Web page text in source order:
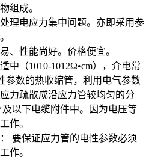
组成。
理电应力集中问题。亦即采用参
、性能尚好。价格便宜。
（1010-1012Ω•cm），介电常
参数的热收缩管，利用电气参数
力疏散成沿应力管较均匀的分
以下电缆附件中。因为电压等
作。
要保证应力管的电性参数必须
作。